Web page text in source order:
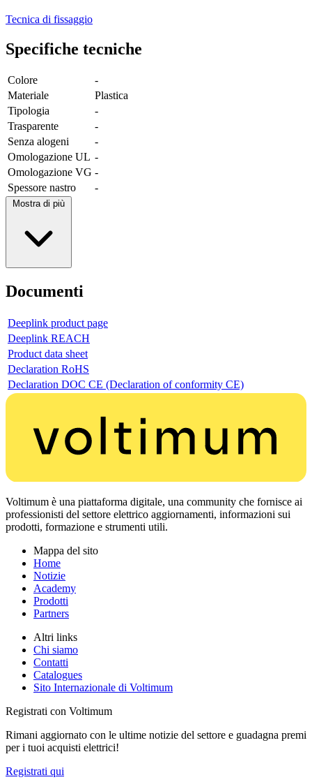
Tecnica di fissaggio
Specifiche tecniche
Colore
-
Materiale
Plastica
Tipologia
-
Trasparente
-
Senza alogeni
-
Omologazione UL -
Omologazione VG -
Spessore nastro
-
Mostra di più
Documenti
Deeplink product page
Deeplink REACH
Product data sheet
Declaration RoHS
Declaration DOC CE (Declaration of conformity CE)
Voltimum è una piattaforma digitale, una community che fornisce ai
professionisti del settore elettrico aggiornamenti, informazioni sui
prodotti, formazione e strumenti utili.
Mappa del sito
Home
Notizie
Academy
Prodotti
Partners
Altri links
Chi siamo
Contatti
Catalogues
Sito Internazionale di Voltimum
Registrati con Voltimum
Rimani aggiornato con le ultime notizie del settore e guadagna premi
per i tuoi acquisti elettrici!
Registrati qui